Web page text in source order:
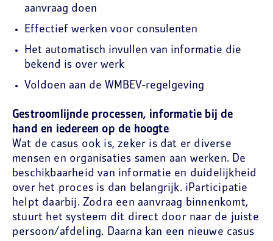
aanvraag doen
Effectief werken voor consulenten
Het automatisch invullen van informatie die
bekend is over werk
Voldoen aan de WMBEV-regelgeving
Gestroomlijnde processen, informatie bij de
hand en iedereen op de hoogte
Wat de casus ook is, zeker is dat er diverse
mensen en organisaties samen aan werken. De
beschikbaarheid van informatie en duidelijkheid
over het proces is dan belangrijk. iParticipatie
helpt daarbij. Zodra een aanvraag binnenkomt,
stuurt het systeem dit direct door naar de juiste
persoon/afdeling. Daarna kan een nieuwe casus